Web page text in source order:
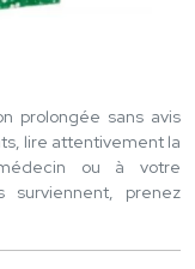
prolongée sans avis
lire attentivement la
ou à votre
surviennent, prenez